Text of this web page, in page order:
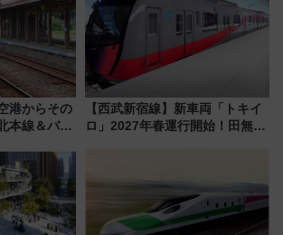
港からその
本線＆バス
道東観光
【西武新宿線】新車両「トキイ
ロ」2027年春運行開始！田無・